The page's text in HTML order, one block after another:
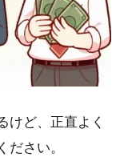
けど、正直よく
さい。